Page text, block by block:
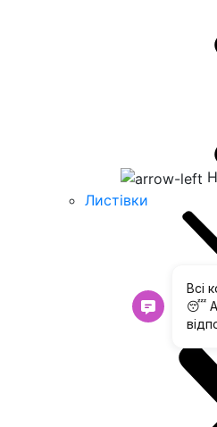
Листівки